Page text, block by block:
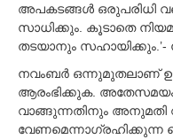
അപകടങ്ങള്‍ ഒരുപരിധി
സാധിക്കും. കൂടാതെ
തടയാനും
നവംബര്‍
ആരംഭിക്കുക.
വാങ്ങുന്നതിനും അനുമതി
വേണമെന്നാഗ്രഹിക്കുന്ന